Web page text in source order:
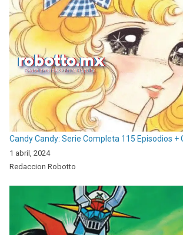
Candy Candy: Serie Completa 115 Episodios +
1 abril, 2024
Redaccion Robotto